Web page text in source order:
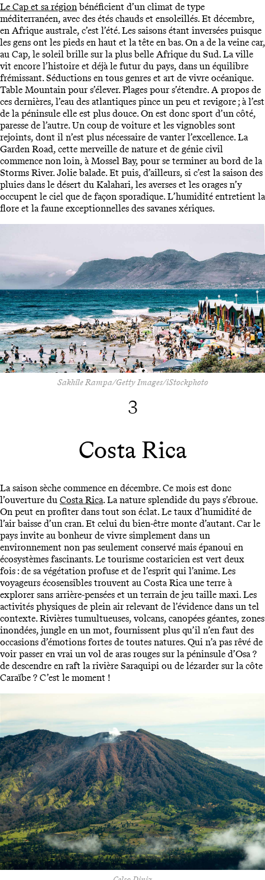
Le Cap et sa région bénéficient d’un climat de type
méditerranéen, avec des étés chauds et ensoleillés. Et décembre,
en Afrique australe, c’est l’été. Les saisons étant inversées puisque
les gens ont les pieds en haut et la tête en bas. On a de la veine car,
au Cap, le soleil brille sur la plus belle Afrique du Sud. La ville
vit encore l’histoire et déjà le futur du pays, dans un équilibre
frémissant. Séductions en tous genres et art de vivre océanique.
Table Mountain pour s’élever. Plages pour s’étendre. A propos de
ces dernières, l’eau des atlantiques pince un peu et revigore ; à l’est
de la péninsule elle est plus douce. On est donc sport d’un côté,
paresse de l’autre. Un coup de voiture et les vignobles sont
rejoints, dont il n’est plus nécessaire de vanter l’excellence. La
Garden Road, cette merveille de nature et de génie civil
commence non loin, à Mossel Bay, pour se terminer au bord de la
Storms River. Jolie balade. Et puis, d’ailleurs, si c’est la saison des
pluies dans le désert du Kalahari, les averses et les orages n’y
occupent le ciel que de façon sporadique. L’humidité entretient la
flore et la faune exceptionnelles des savanes xériques.
Sakhile Rampa/Getty Images/iStockphoto
3
Costa Rica
La saison sèche commence en décembre. Ce mois est donc
l’ouverture du Costa Rica. La nature splendide du pays s’ébroue.
On peut en profiter dans tout son éclat. Le taux d’humidité de
l’air baisse d’un cran. Et celui du bien-être monte d’autant. Car le
pays invite au bonheur de vivre simplement dans un
environnement non pas seulement conservé mais épanoui en
écosystèmes fascinants. Le tourisme costaricien est vert deux
fois : de sa végétation profuse et de l’esprit qui l’anime. Les
voyageurs écosensibles trouvent au Costa Rica une terre à
explorer sans arrière-pensées et un terrain de jeu taille maxi. Les
activités physiques de plein air relevant de l’évidence dans un tel
contexte. Rivières tumultueuses, volcans, canopées géantes, zones
inondées, jungle en un mot, fournissent plus qu’il n’en faut des
occasions d’émotions fortes de toutes natures. Qui n’a pas rêvé de
voir passer en vrai un vol de aras rouges sur la péninsule d’Osa ?
de descendre en raft la rivière Saraquipi ou de lézarder sur la côte
Caraïbe ? C’est le moment !